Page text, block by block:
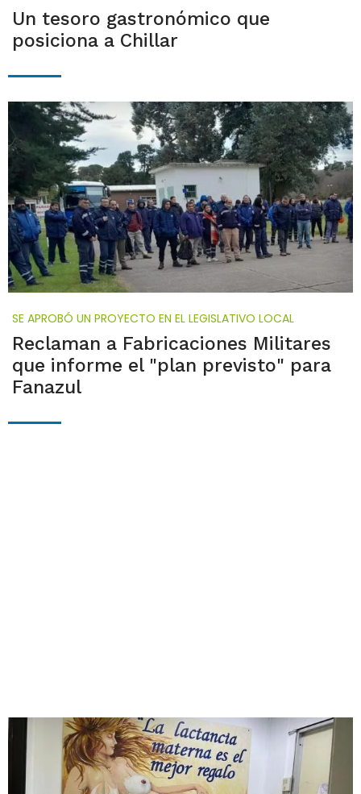
Un tesoro gastronómico que
posiciona a Chillar
SE APROBÓ UN PROYECTO EN EL LEGISLATIVO LOCAL
Reclaman a Fabricaciones Militares
que informe el "plan previsto" para
Fanazul